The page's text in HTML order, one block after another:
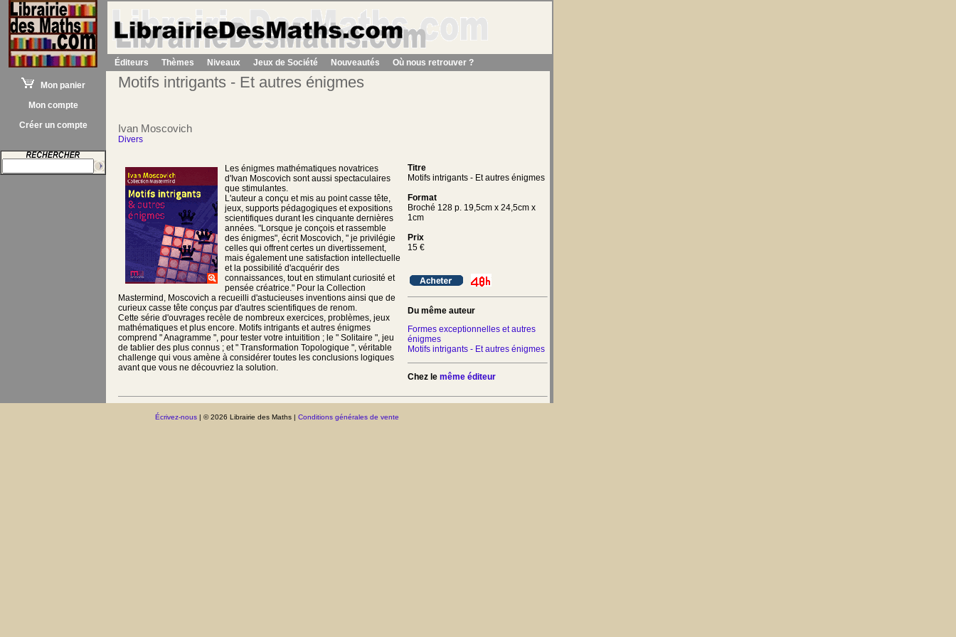
Mon panier
Mon compte
Créer un compte
Éditeurs Thèmes Niveaux Jeux de Société Nouveautés Où nous retrouver ?
Motifs intrigants - Et autres énigmes
Ivan Moscovich
Divers
Les énigmes mathématiques novatrices
d'Ivan Moscovich sont aussi spectaculaires
que stimulantes.
L'auteur a conçu et mis au point casse tête,
jeux, supports pédagogiques et expositions
scientifiques durant les cinquante dernières
années. "Lorsque je conçois et rassemble
des énigmes", écrit Moscovich, " je privilégie
celles qui offrent certes un divertissement,
mais également une satisfaction intellectuelle
et la possibilité d'acquérir des
connaissances, tout en stimulant curiosité et
pensée créatrice." Pour la Collection
Mastermind, Moscovich a recueilli d'astucieuses inventions ainsi que de
curieux casse tête conçus par d'autres scientifiques de renom.
Cette série d'ouvrages recèle de nombreux exercices, problèmes, jeux
mathématiques et plus encore. Motifs intrigants et autres énigmes
comprend " Anagramme ", pour tester votre intuitition ; le " Solitaire ", jeu
de tablier des plus connus ; et " Transformation Topologique ", véritable
challenge qui vous amène à considérer toutes les conclusions logiques
avant que vous ne découvriez la solution.
Titre
Motifs intrigants - Et autres énigmes
Format
Broché 128 p. 19,5cm x 24,5cm x
1cm
Prix
15 €
Du même auteur
Formes exceptionnelles et autres
énigmes
Motifs intrigants - Et autres énigmes
Chez le même éditeur
Écrivez-nous| © 2026 Librairie des Maths | Conditions générales de vente